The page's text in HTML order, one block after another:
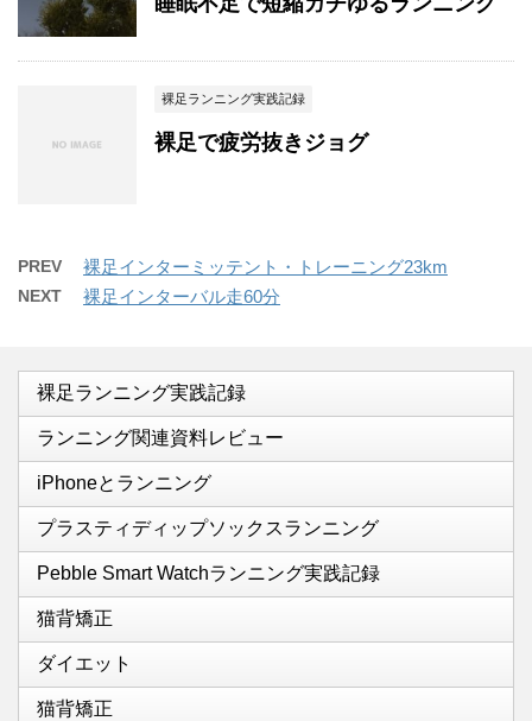
裸足ランニング実践記録
裸足で疲労抜きジョグ
PREV 裸足インターミッテント・トレーニング23km
NEXT 裸足インターバル走60分
裸足ランニング実践記録
ランニング関連資料レビュー
iPhoneとランニング
プラスティディップソックスランニング
Pebble Smart Watchランニング実践記録
猫背矯正
ダイエット
猫背矯正